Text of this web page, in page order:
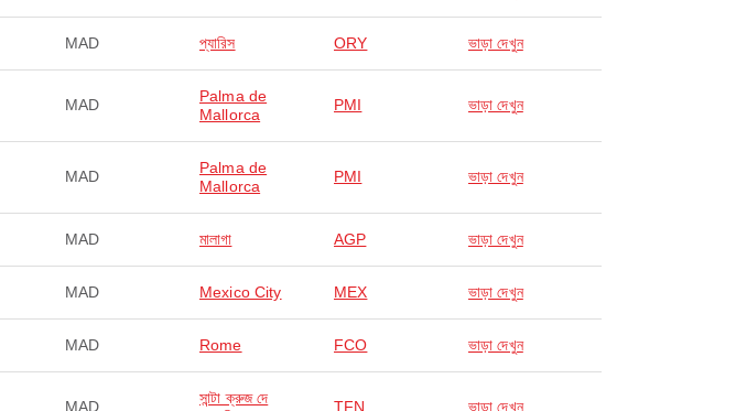
MAD প্যারিস ORY ভাড়া দেখুন
MAD
Palma de
Mallorca
PMI ভাড়া দেখুন
MAD
Palma de
Mallorca
PMI ভাড়া দেখুন
MAD মালাগা AGP ভাড়া দেখুন
MAD Mexico City MEX ভাড়া দেখুন
MAD Rome FCO ভাড়া দেখুন
MAD
সান্টা ক্রুজ দে
TFN ভাড়া দেখুন